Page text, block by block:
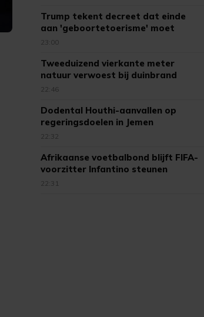
Trump tekent decreet dat einde
aan 'geboortetoerisme' moet
maken
23:00
Tweeduizend vierkante meter
natuur verwoest bij duinbrand
Ouddorp
22:46
Dodental Houthi-aanvallen op
regeringsdoelen in Jemen
opgelopen
22:32
Afrikaanse voetbalbond blijft FIFA-
voorzitter Infantino steunen
22:31